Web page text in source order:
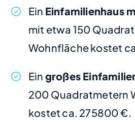
Ein Einfamilienhaus
mit etwa 150
Wohnfläche kostet
Ein großes
200 Quadratmetern
kostet ca. 275800 €.